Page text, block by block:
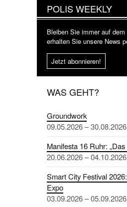
POLIS WEEKLY
Bleiben Sie immer auf
erhalten Sie unsere News
Jetzt abonnieren!
WAS GEHT?
Groundwork
09.05.2026 – 30.08.2026
Manifesta 16 Ruhr:
20.06.2026 – 04.10.2026
Smart City Festival
Expo
03.09.2026 – 05.09.2026